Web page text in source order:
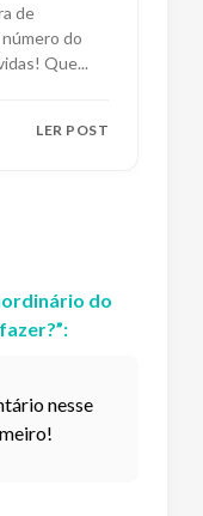
de
do
Que...
LER POST
do
”:
nesse